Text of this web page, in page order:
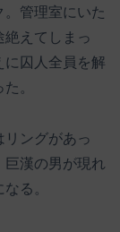
管理室にいた
えてしまっ
に囚人全員を解
。
リングがあっ
巨漢の男が現れ
る。